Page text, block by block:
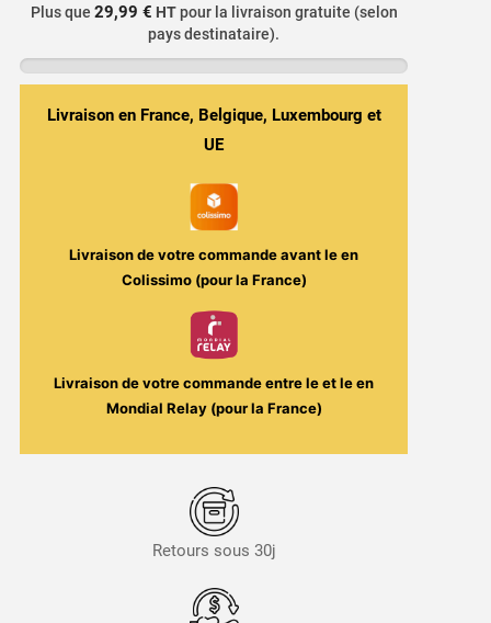
Tank
Sub
Ohm
Remplacement
Plus que 29,99 € HTpour la livraison gratuite (selon
pays destinataire).
Livraison en France, Belgique, Luxembourg et
UE
Livraison de votre commande avant leen
Colissimo (pour la France)
Livraison de votre commande entre leet leen
Mondial Relay (pour la France)
Retours sous 30j